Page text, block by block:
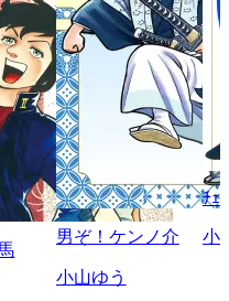
男ぞ！ケンノ介
小山ゆう
ﾁｪ
小